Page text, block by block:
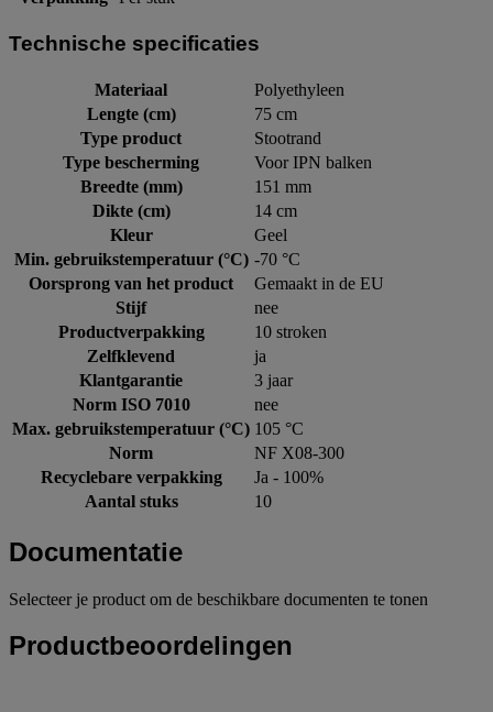
Technische specificaties
Materiaal
Polyethyleen
Lengte (cm)
75 cm
Type product
Stootrand
Type bescherming
Voor IPN balken
Breedte (mm)
151 mm
Dikte (cm)
14 cm
Kleur
Geel
Min. gebruikstemperatuur (°C) -70 °C
Oorsprong van het product
Gemaakt in de EU
Stijf
nee
Productverpakking
10 stroken
Zelfklevend
ja
Klantgarantie
3 jaar
Norm ISO 7010
nee
Max. gebruikstemperatuur (°C) 105 °C
Norm
NF X08-300
Recyclebare verpakking
Ja - 100%
Aantal stuks
10
Documentatie
Selecteer je product om de beschikbare documenten te tonen
Productbeoordelingen